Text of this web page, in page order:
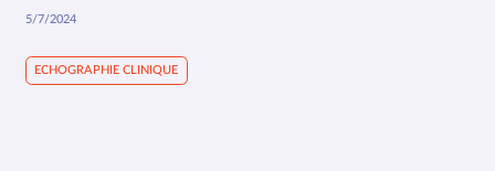
5/7/2024
ECHOGRAPHIE CLINIQUE